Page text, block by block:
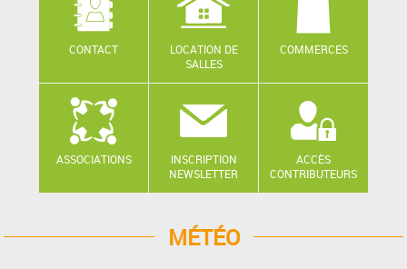
CONTACT
LOCATION DE
SALLES
COMMERCES
ASSOCIATIONS
INSCRIPTION
NEWSLETTER
ACCÈS
CONTRIBUTEURS
MÉTÉO